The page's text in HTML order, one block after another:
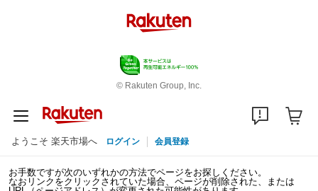
© Rakuten Group, Inc.
ようこそ 楽天市場へ ログイン 会員登録
お手数ですが次のいずれかの方法でページをお探しください。
なおリンクをクリックされていた場合、ページが削除された、または